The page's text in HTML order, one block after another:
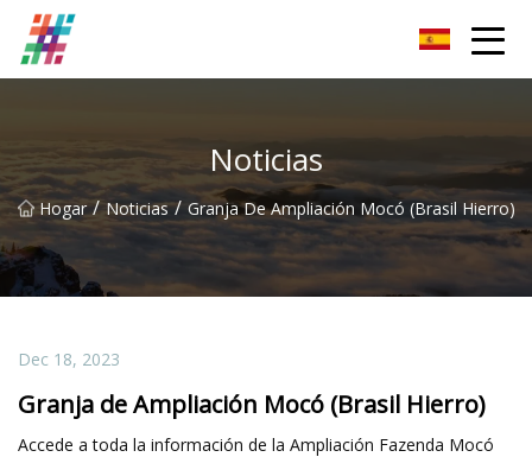
Noticias
Hogar / Noticias / Granja De Ampliación Mocó (Brasil Hierro)
Dec 18, 2023
Granja de Ampliación Mocó (Brasil Hierro)
Accede a toda la información de la Ampliación Fazenda Mocó